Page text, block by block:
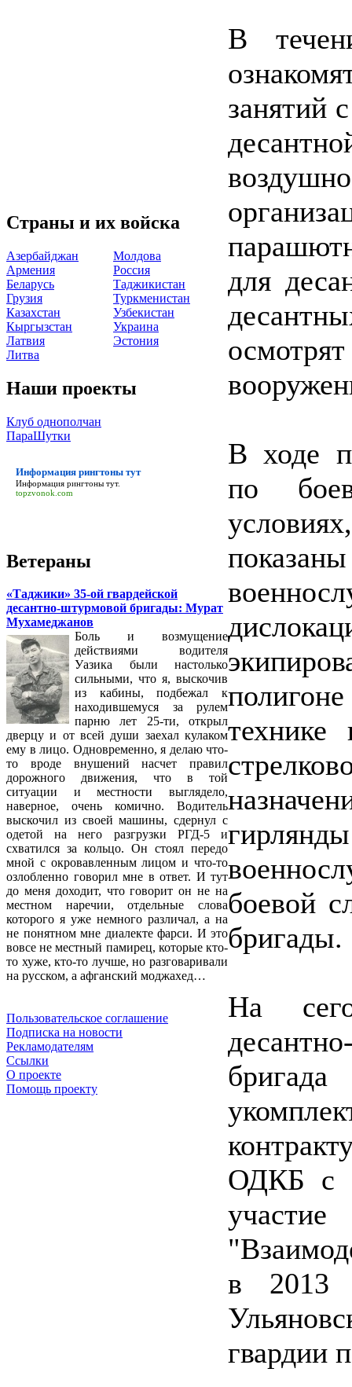
Страны и их войска
Азербайджан
Армения
Беларусь
Грузия
Казахстан
Кыргызстан
Латвия
Литва
Молдова
Россия
Таджикистан
Туркменистан
Узбекистан
Украина
Эстония
Наши проекты
Клуб однополчан
ПараШутки
Информация рингтоны тут
Информация рингтоны тут.
topzvonok.com
Ветераны
«Таджики» 35-ой гвардейской
десантно-штурмовой бригады: Мурат
Мухамеджанов
Боль и возмущение
действиями водителя
Уазика были настолько
сильными, что я, выскочив
из кабины, подбежал к
находившемуся за рулем
парню лет 25-ти, открыл
дверцу и от всей души заехал кулаком
ему в лицо. Одновременно, я делаю что-
то вроде внушений насчет правил
дорожного движения, что в той
ситуации и местности выглядело,
наверное, очень комично. Водитель
выскочил из своей машины, сдернул с
одетой на него разгрузки РГД-5 и
схватился за кольцо. Он стоял передо
мной с окровавленным лицом и что-то
озлобленно говорил мне в ответ. И тут
до меня доходит, что говорит он не на
местном наречии, отдельные слова
которого я уже немного различал, а на
не понятном мне диалекте фарси. И это
вовсе не местный памирец, которые кто-
то хуже, кто-то лучше, но разговаривали
на русском, а афганский моджахед…
Пользовательское соглашение
Подписка на новости
Рекламодателям
Ссылки
О проекте
Помощь проекту
В
занятий
для
В ходе
по
технике
боевой
бригады.
На
ОДКБ с
в 2013
гвардии